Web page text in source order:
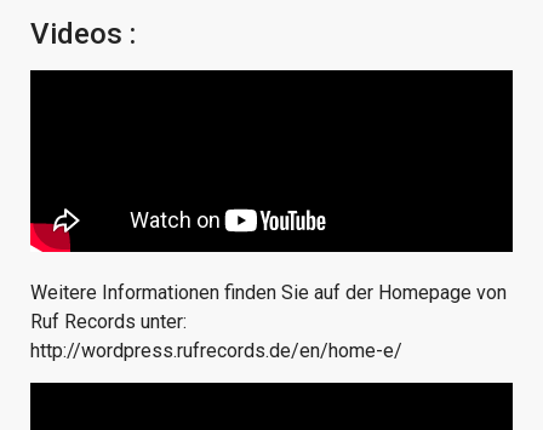
Videos :
Weitere Informationen finden Sie auf der Homepage von
Ruf Records unter:
http://wordpress.rufrecords.de/en/home-e/